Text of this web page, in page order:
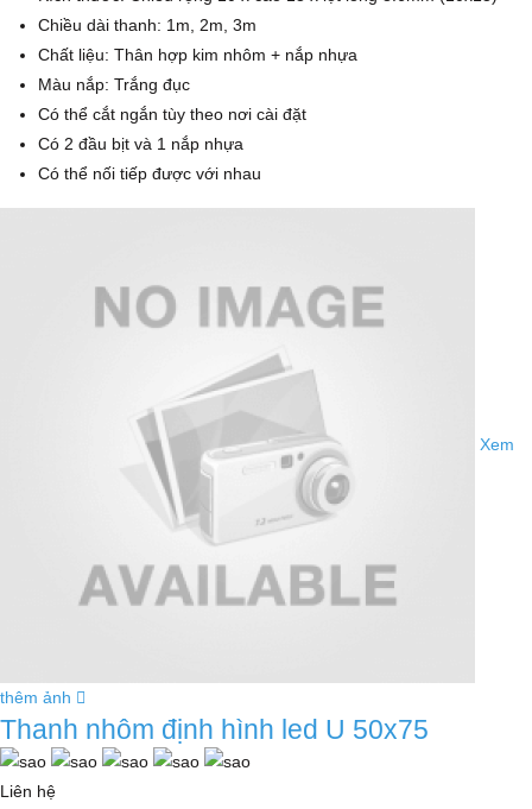
Chiều dài thanh: 1m, 2m, 3m
Chất liệu: Thân hợp kim nhôm + nắp nhựa
Màu nắp: Trắng đục
Có thể cắt ngắn tùy theo nơi cài đặt
Có 2 đầu bịt và 1 nắp nhựa
Có thể nối tiếp được với nhau
Xem
thêm ảnh
Thanh nhôm định hình led U 50x75
Liên hệ